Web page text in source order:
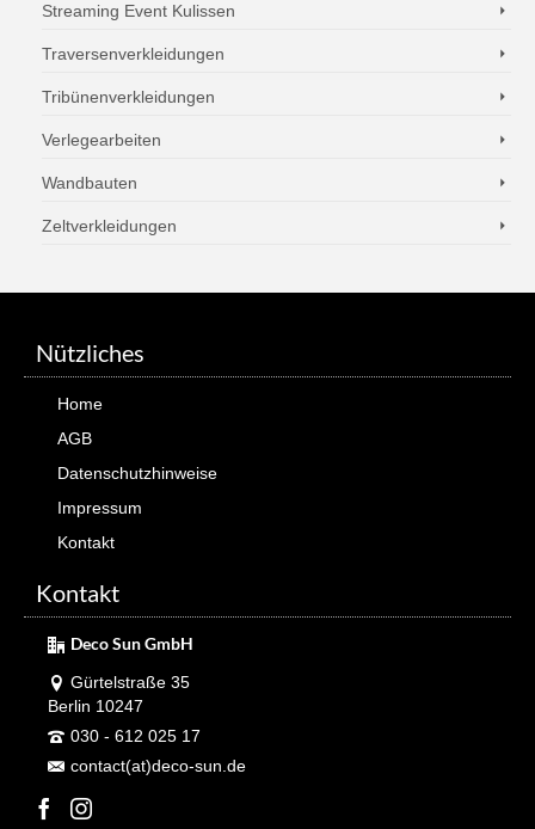
Streaming Event Kulissen
Traversenverkleidungen
Tribünenverkleidungen
Verlegearbeiten
Wandbauten
Zeltverkleidungen
Nützliches
Home
AGB
Datenschutzhinweise
Impressum
Kontakt
Kontakt
Deco Sun GmbH
Gürtelstraße 35
Berlin 10247
030 - 612 025 17
contact(at)deco-sun.de